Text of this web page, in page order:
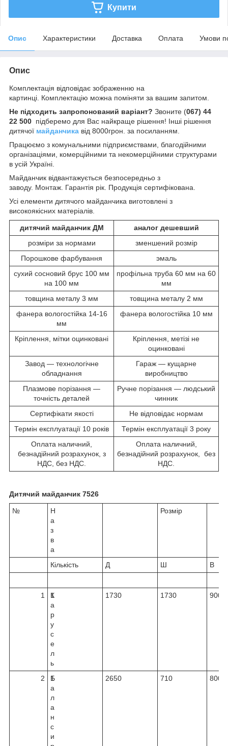
Купити
Опис Характеристики Доставка Оплата Умови
Опис
Комплектація відповідає зображенню на
картинці. Комплектацію можна поміняти за вашим запитом.
Не підходить запропонований варіант? Звоните (067) 44
22 500 підберемо для Вас найкраще рішення! Інші рішення
дитячої майданчика від 8000грон. за посиланням.
Працюємо з комунальними підприємствами, благодійними
організаціями, комерційними та некомерційними структурами
в усій Україні.
Майданчик відвантажується безпосередньо з
заводу. Монтаж. Гарантія рік. Продукція сертифікована.
Усі елементи дитячого майданчика виготовлені з
високоякісних матеріалів.
дитячий майданчик ДМ
аналог дешевший
розміри за нормами
зменшений розмір
Порошкове фарбування
эмаль
сухий сосновий брус 100 мм
на 100 мм
профільна труба 60 мм на 60
мм
товщина металу 3 мм
товщина металу 2 мм
фанера вологостійка 14-16
мм
фанера вологостійка 10 мм
Кріплення, мітки оцинковані
Кріплення, метізі не
оцинковані
Завод — технологічне
обладнання
Гараж — кущарне
виробництво
Плазмове порізання —
точність деталей
Ручне порізання — людський
чинник
Сертифікати якості
Не відповідає нормам
Термін експлуатації 10 років
Термін експлуатації 3 року
Оплата наличний,
безнадійний розрахунок, з
НДС, без НДС.
Оплата наличний,
безнадійний розрахунок, без
НДС.
Дитячий майданчик 7526
№
Н
а
з
в
а
Розмір
Кількість Д Ш В
1
К
а
р
у
с
е
л
ь
1 1730 1730 900
2
Б
а
л
а
н
с
и
1 2650 710 800